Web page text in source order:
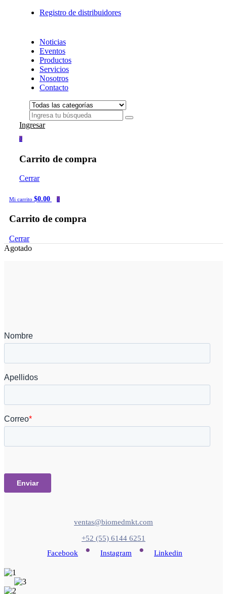
Registro de distribuidores
Noticias
Eventos
Productos
Servicios
Nosotros
Contacto
Ingresar
0
Carrito de compra
Cerrar
Mi carrito $0.00 0
Carrito de compra
Cerrar
Agotado
ventas@biomedmkt.com
+52 (55) 6144 6251
Facebook
• Instagram • Linkedin